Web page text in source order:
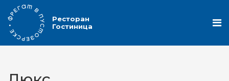
Ресторан
Гостиница